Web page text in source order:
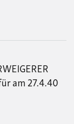
am 27.4.40